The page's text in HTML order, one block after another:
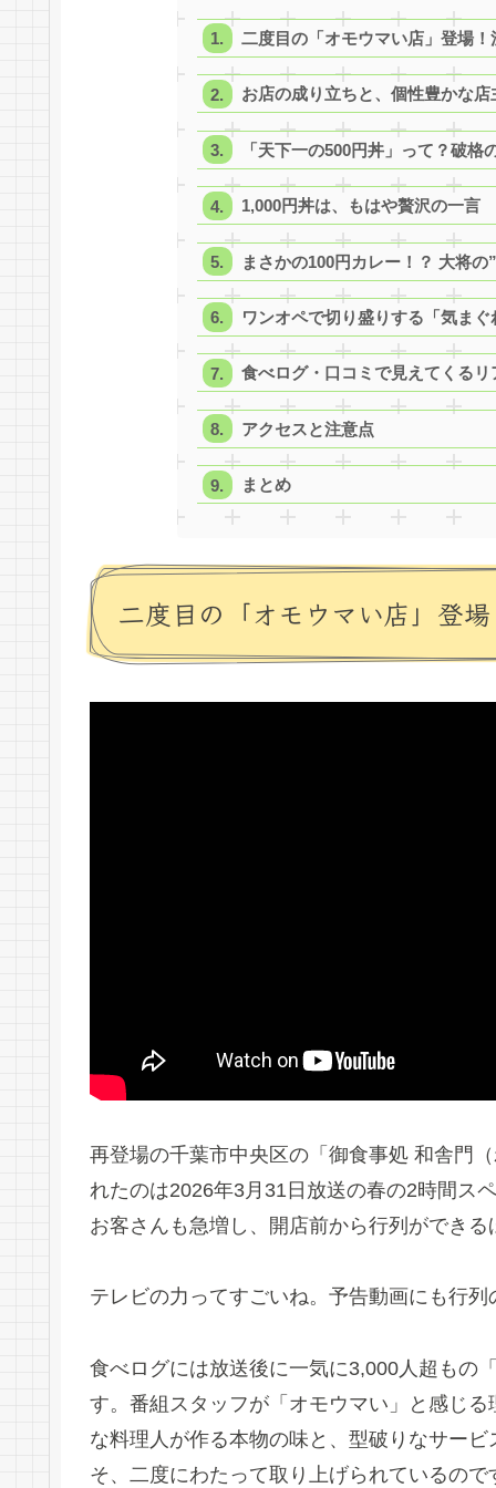
二度目の「オモウマい店」登場！
お店の成り立ちと、個性豊かな店
「天下一の500円丼」って？破格
1,000円丼は、もはや贅沢の一言
まさかの100円カレー！？ 大将
ワンオペで切り盛りする「気ま
食べログ・口コミで見えてくるリ
アクセスと注意点
まとめ
二度目の「オモウマい店」登
再登場の千葉市中央区の「御食事処 和舎門
れたのは2026年3月31日放送の春の2時間ス
お客さんも急増し、開店前から行列ができ
テレビの力ってすごいね。予告動画にも行列
食べログには放送後に一気に3,000人超もの
す。番組スタッフが「オモウマい」と感じ
な料理人が作る本物の味と、型破りなサー
そ、二度にわたって取り上げられているので